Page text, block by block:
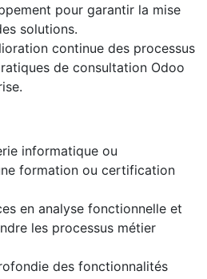
pour garantir la mise
solutions.
continue des processus
de consultation Odoo
informatique ou
formation ou certification
en analyse fonctionnelle et
les processus métier
des fonctionnalités